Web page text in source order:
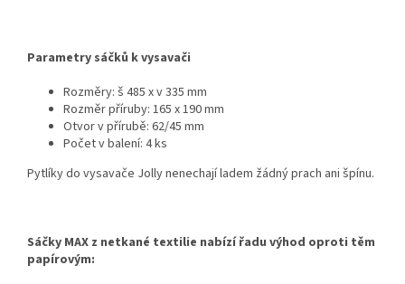
Parametry sáčků k vysavači
Rozměry: š 485 x v 335 mm
Rozměr příruby: 165 x 190 mm
Otvor v přírubě: 62/45 mm
Počet v balení: 4 ks
Pytlíky do vysavače Jolly nenechají ladem žádný prach ani špínu.
Sáčky MAX z netkané textilie nabízí řadu výhod oproti těm
papírovým: